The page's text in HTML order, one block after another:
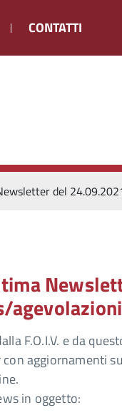
CONTATTI
del
F.O.I.V. e da
aggiornamenti
in oggetto: